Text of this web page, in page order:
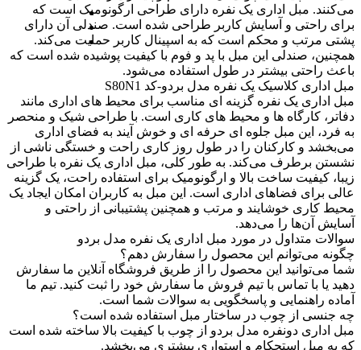
می‌کنند. مبل اداری یک نفره دارای طراحی ارگونومیک است که
برای راحتی و آسایش کاربر طراحی شده است. صندلی آن دارای
پشتی مرتب و محکم است که به اسپینال کاربر حمایت می‌کند.
همچنین، صندلی این مبل با پد و فوم با کیفیت پوشیده شده است که
باعث راحتی بیشتر در طول استفاده می‌شود.
مبل اداری کلاسیک یک نفره مدل بردو-کد S80N1
مبل اداری یک نفره گزینه ای مناسب برای محیط های اداری مانند
دفاتر، کارگاه ها و محیط های کاری است. با طراحی شیک و منحصر
به فرد، این مبل جلوه ای حرفه ای و خوش آیند به فضای اداری
می‌بخشد و کارکنان را در طول روز کاری راحت و خستگی ناشی از
نشستن برطرف می‌کند. به طور کلی، مبل اداری یک نفره با طراحی
زیبا، کیفیت ساخت بالا و ارگونومیک برای استفاده راحت، یک گزینه
عالی برای فضاهای اداری است. این مبل به کاربران امکان ایجاد یک
محیط کاری خوشایند و مرتب و همچنین پشتیبانی از راحتی و
آسایش آن‌ها را می‌دهد.
سوالات متداول در مورد مبل اداری یک نفره مدل بردو
چگونه می‌توانم این محصول را سفارش دهم؟
شما می‌توانید این محصول را از طریق فروشگاه آنلاین ما سفارش
دهید یا با تماس با تیم فروش ما سفارش خود را ثبت کنید. تیم ما
آماده راهنمایی و پاسخگویی به سوالات شما است.
چه جنسی از چوب در ساختار مبل استفاده شده است؟
مبل اداری دونفره مدل بردو از چوب با کیفیت بالا ساخته شده است
که به مبل استحکام و استواری بیشتری می‌بخشد.